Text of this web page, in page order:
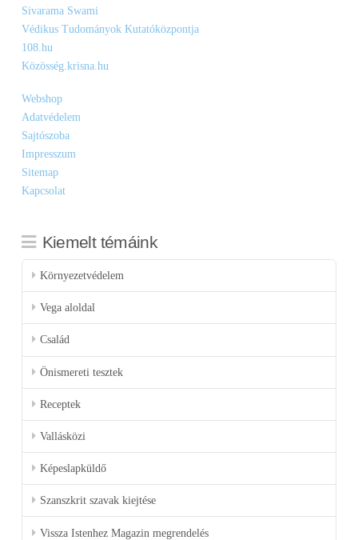
Sivarama Swami
Védikus Tudományok Kutatóközpontja
108.hu
Közösség.krisna.hu
Webshop
Adatvédelem
Sajtószoba
Impresszum
Sitemap
Kapcsolat
Kiemelt témáink
Környezetvédelem
Vega aloldal
Család
Önismereti tesztek
Receptek
Vallásközi
Képeslapküldő
Szanszkrit szavak kiejtése
Vissza Istenhez Magazin megrendelés